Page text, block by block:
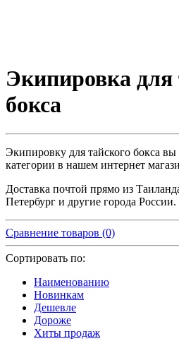
Экипировка для
бокса
Экипировку для тайского бокса
категории в нашем интернет
Доставка почтой прямо из
Петербург и другие города России.
Сравнение товаров (0)
Сортировать по:
Наименованию
Новинкам
Дешевле
Дороже
Хиты продаж